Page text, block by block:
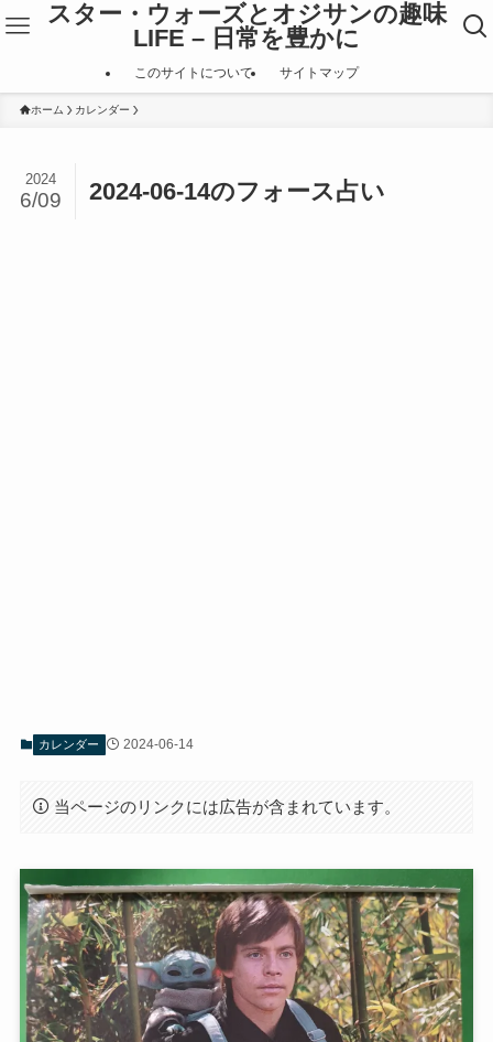
スター・ウォーズとオジサンの趣味
LIFE – 日常を豊かに
このサイトについて サイトマップ
ホーム カレンダー
2024-06-14のフォース占い
2024
6/09
カレンダー 2024-06-14
当ページのリンクには広告が含まれています。